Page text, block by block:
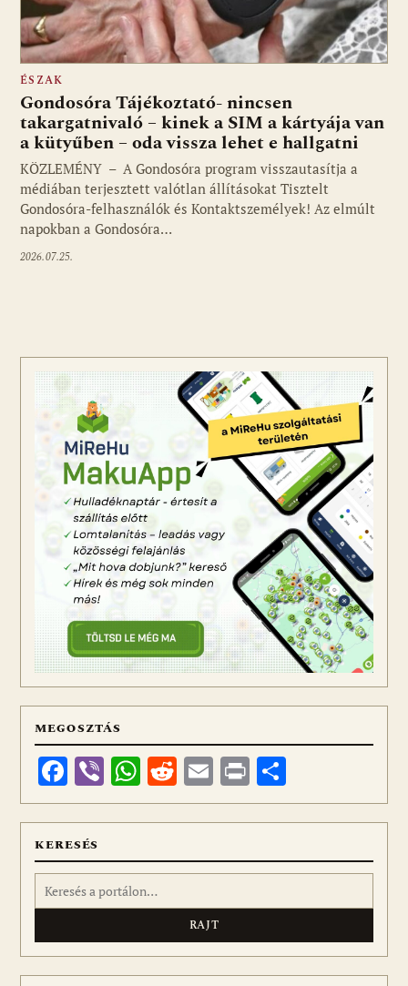
ÉSZAK
Gondosóra Tájékoztató- nincsen
takargatnivaló – kinek a SIM a kártyája van
a kütyűben – oda vissza lehet e hallgatni
KÖZLEMÉNY – A Gondosóra program visszautasítja a
médiában terjesztett valótlan állításokat Tisztelt
Gondosóra-felhasználók és Kontaktszemélyek! Az elmúlt
napokban a Gondosóra…
2026.07.25.
MEGOSZTÁS
Facebook
ViberWhatsApp
Reddit
Email
Print
meg
KERESÉS
Keresés: